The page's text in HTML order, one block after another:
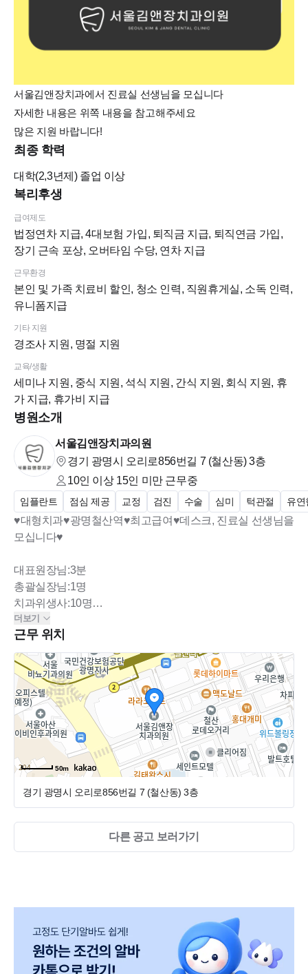
서울김앤장치과에서 진료실 선생님을 모십니다
자세한 내용은 위쪽 내용을 참고해주세요
많은 지원 바랍니다!
최종 학력
대학(2,3년제)졸업 이상
복리후생
급여제도
법정연차 지급, 4대보험 가입, 퇴직금 지급, 퇴직연금 가입,
장기 근속 포상, 오버타임 수당, 연차 지급
근무환경
본인 및 가족 치료비 할인, 청소 인력, 직원휴게실, 소독 인력,
유니폼지급
기타 지원
경조사 지원, 명절 지원
교육/생활
세미나 지원, 중식 지원, 석식 지원, 간식 지원, 회식 지원, 휴
가 지급, 휴가비 지급
병원소개
서울김앤장치과의원
경기 광명시 오리로856번길 7 (철산동) 3층
10인 이상 15인 미만근무중
임플란트 점심 제공 교정 검진 수술 심미 턱관절 유연
♥대형치과♥광명철산역♥최고급여♥데스크, 진료실 선생님을
모십니다♥
대표원장님:3분
총괄실장님:1명
치과위생사:10명
데스크 :2명
기공사:1명
소독실:1명
서울김앤장치과는 22년12월 초에 광명 철산역에 새롭게 오
픈한 인근최대규모(전용면적200평)의 치과입니다. 원내 기
공소와 디지털장비, 수면진료장비가 갖추어져 있어 모든 진
자신의 역량을 마음껏 펼치고 싶으신 열정있는 선생님들의
이 많이 늘어나 선생님들의 피로를 덜어드리기 위해 추가로
인력 충원하게 되었습니다.
더보기
근무 위치
50m
경기 광명시 오리로856번길 7 (철산동) 3층
다른 공고 보러가기